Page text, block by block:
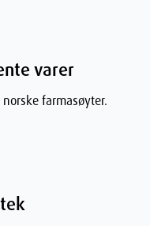
varer
farmasøyter.